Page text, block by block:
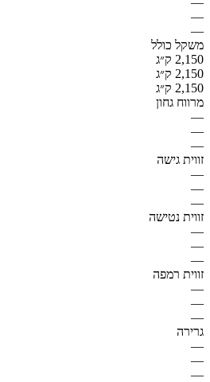
—
—
משקל כולל
2,150 ק״ג
2,150 ק״ג
2,150 ק״ג
מרווח גחון
—
—
—
זווית גישה
—
—
—
זווית נטישה
—
—
—
זווית רמפה
—
—
—
גרירה
—
—
—